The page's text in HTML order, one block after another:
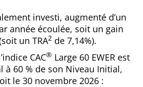
investi, augmenté d’un
année écoulée, soit un gain
un TRA2 de 7,14%).
CAC® Large 60 EWER est
à 60 % de son Niveau Initial,
le 30 novembre 2026 :